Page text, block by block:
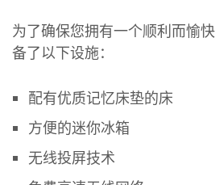
为了确保您拥有一个顺利而愉
备了以下设施：
配有优质记忆床垫的床
方便的迷你冰箱
无线投屏技术